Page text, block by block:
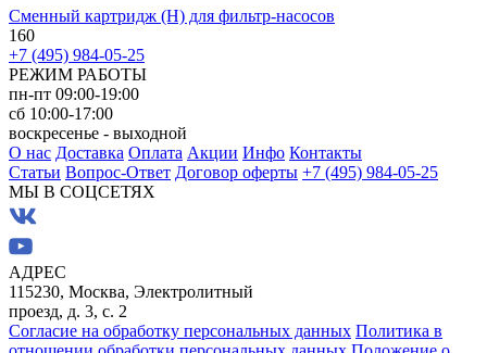
Сменный картридж (H) для фильтр-насосов
160
+7 (495) 984-05-25
РЕЖИМ РАБОТЫ
пн-пт 09:00-19:00
сб 10:00-17:00
воскресенье - выходной
О нас Доставка Оплата Акции Инфо Контакты
Статьи Вопрос-Ответ Договор оферты +7 (495) 984-05-25
МЫ В СОЦСЕТЯХ
АДРЕС
115230, Москва, Электролитный
проезд, д. 3, с. 2
Согласие на обработку персональных данных Политика в